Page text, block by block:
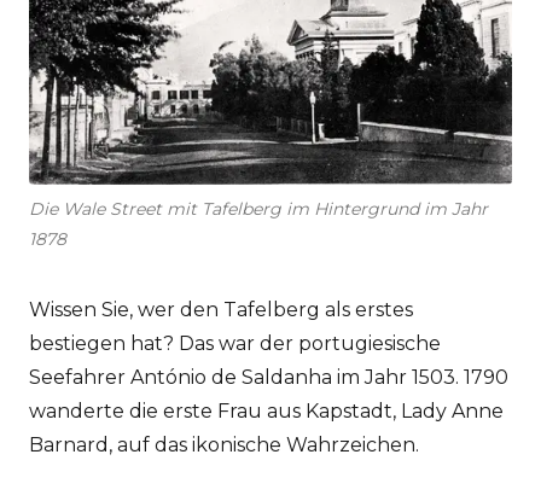
Die Wale Street mit Tafelberg im Hintergrund im Jahr
1878
Wissen Sie, wer den Tafelberg als erstes
bestiegen hat? Das war der portugiesische
Seefahrer António de Saldanha im Jahr 1503. 1790
wanderte die erste Frau aus Kapstadt, Lady Anne
Barnard, auf das ikonische Wahrzeichen.